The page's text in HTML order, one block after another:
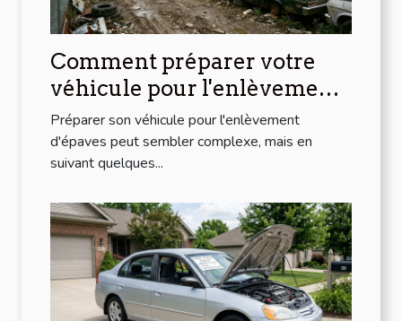
Comment préparer votre
véhicule pour l'enlèvement
d'épaves ?
Préparer son véhicule pour l'enlèvement
d'épaves peut sembler complexe, mais en
suivant quelques...